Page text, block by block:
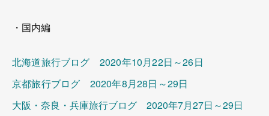
・国内編
北海道旅行ブログ 2020年10月22日～26日
京都旅行ブログ 2020年8月28日～29日
大阪・奈良・兵庫旅行ブログ 2020年7月27日～29日